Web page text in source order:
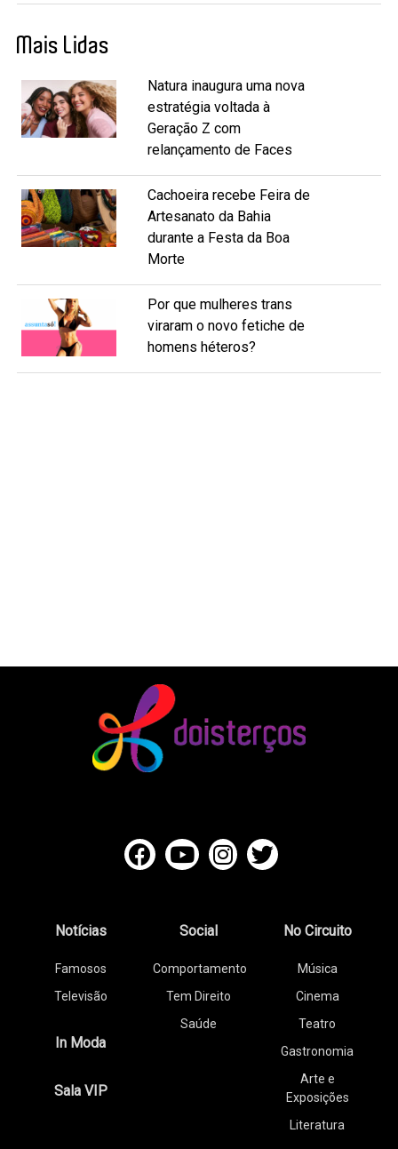
Mais Lidas
Natura inaugura uma nova
estratégia voltada à
Geração Z com
relançamento de Faces
Cachoeira recebe Feira de
Artesanato da Bahia
durante a Festa da Boa
Morte
Por que mulheres trans
viraram o novo fetiche de
homens héteros?
Notícias
Famosos
Televisão
In Moda
Sala VIP
Social
Comportamento
Tem Direito
Saúde
No Circuito
Música
Cinema
Teatro
Gastronomia
Arte e
Exposições
Literatura